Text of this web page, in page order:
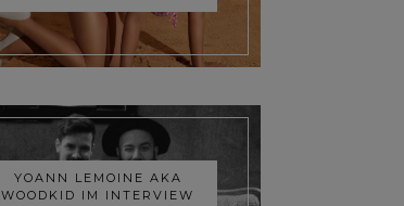
YOANN LEMOINE AKA
WOODKID IM INTERVIEW